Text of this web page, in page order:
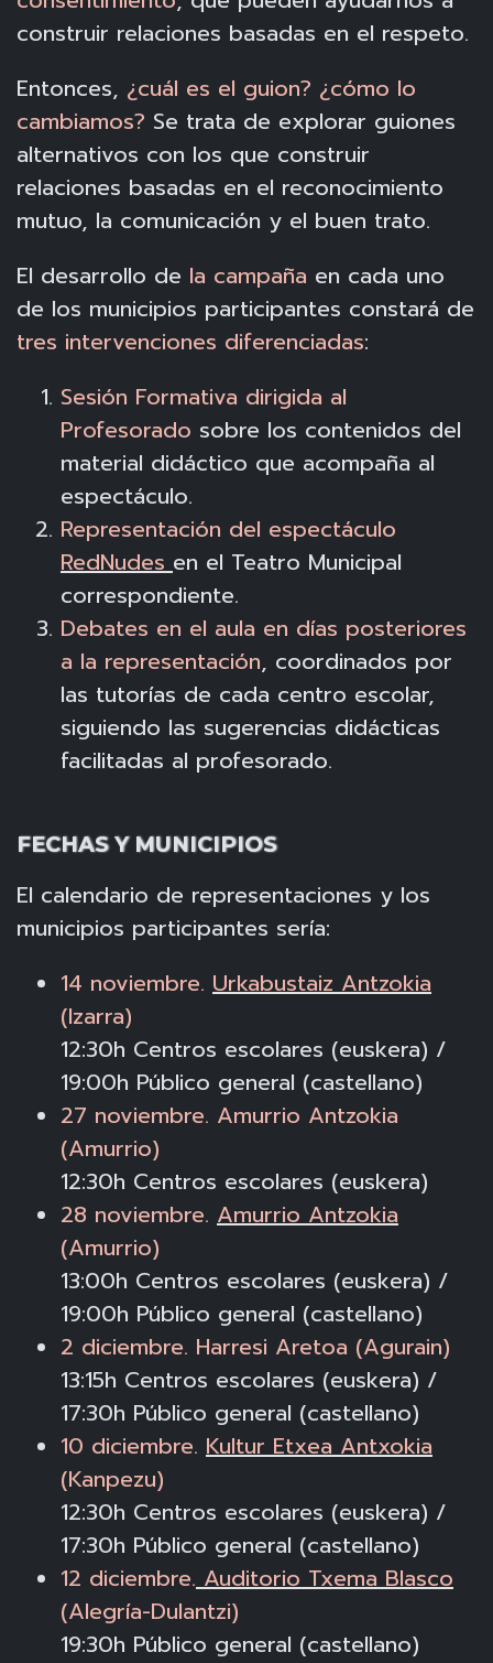
construir relaciones basadas en el respeto.
Entonces, ¿cuál es el guion? ¿cómo lo
cambiamos? Se trata de explorar guiones
alternativos con los que construir
relaciones basadas en el reconocimiento
mutuo, la comunicación y el buen trato.
El desarrollo de la campaña en cada uno
de los municipios participantes constará de
tres intervenciones diferenciadas:
Sesión Formativa dirigida al
Profesorado sobre los contenidos del
material didáctico que acompaña al
espectáculo.
Representación del espectáculo
RedNudes en el Teatro Municipal
correspondiente.
Debates en el aula en días posteriores
a la representación, coordinados por
las tutorías de cada centro escolar,
siguiendo las sugerencias didácticas
facilitadas al profesorado.
FECHAS Y MUNICIPIOS
El calendario de representaciones y los
municipios participantes sería:
14 noviembre. Urkabustaiz Antzokia
(Izarra)
12:30h Centros escolares (euskera) /
19:00h Público general (castellano)
27 noviembre. Amurrio Antzokia
(Amurrio)
12:30h Centros escolares (euskera)
28 noviembre. Amurrio Antzokia
(Amurrio)
13:00h Centros escolares (euskera) /
19:00h Público general (castellano)
2 diciembre. Harresi Aretoa (Agurain)
13:15h Centros escolares (euskera) /
17:30h Público general (castellano)
10 diciembre. Kultur Etxea Antxokia
(Kanpezu)
12:30h Centros escolares (euskera) /
17:30h Público general (castellano)
12 diciembre. Auditorio Txema Blasco
(Alegría-Dulantzi)
19:30h Público general (castellano)